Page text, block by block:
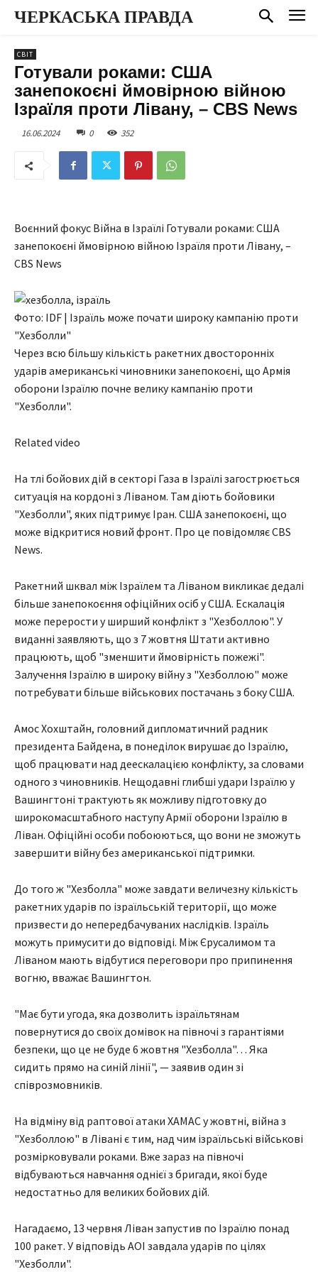
ЧЕРКАСЬКА ПРАВДА
СВІТ
Готували роками: США
занепокоєні ймовірною війною
Ізраїля проти Лівану, – CBS News
16.06.2024 0 352
Воєнний фокус Війна в Ізраїлі Готували роками: США
занепокоєні ймовірною війною Ізраїля проти Лівану, –
CBS News
Фото: IDF | Ізраїль може почати широку кампанію проти
"Хезболли"
Через всю більшу кількість ракетних двосторонніх
ударів американські чиновники занепокоєні, що Армія
оборони Ізраїлю почне велику кампанію проти
"Хезболли".
Related video
На тлі бойових дій в секторі Газа в Ізраїлі загострюється
ситуація на кордоні з Ліваном. Там діють бойовики
"Хезболли", яких підтримує Іран. США занепокоєні, що
може відкритися новий фронт. Про це повідомляє CBS
News.
Ракетний шквал між Ізраїлем та Ліваном викликає дедалі
більше занепокоєння офіційних осіб у США. Ескалація
може перерости у ширший конфлікт з "Хезболлою". У
виданні заявляють, що з 7 жовтня Штати активно
працюють, щоб "зменшити ймовірність пожежі".
Залучення Ізраїлю в широку війну з "Хезболлою" може
потребувати більше військових постачань з боку США.
Амос Хохштайн, головний дипломатичний радник
президента Байдена, в понеділок вирушає до Ізраїлю,
щоб працювати над деескалацією конфлікту, за словами
одного з чиновників. Нещодавні глибші удари Ізраїлю у
Вашингтоні трактують як можливу підготовку до
широкомасштабного наступу Армії оборони Ізраїлю в
Ліван. Офіційні особи побоюються, що вони не зможуть
завершити війну без американської підтримки.
До того ж "Хезболла" може завдати величезну кількість
ракетних ударів по ізраїльській території, що може
призвести до непередбачуваних наслідків. Ізраїль
можуть примусити до відповіді. Між Єрусалимом та
Ліваном мають відбутися переговори про припинення
вогню, вважає Вашингтон.
"Має бути угода, яка дозволить ізраїльтянам
повернутися до своїх домівок на півночі з гарантіями
безпеки, що це не буде 6 жовтня "Хезболла"… Яка
сидить прямо на синій лінії", — заявив один зі
співрозмовників.
На відміну від раптової атаки ХАМАС у жовтні, війна з
"Хезболлою" в Лівані є тим, над чим ізраїльські військові
розмірковували роками. Вже зараз на півночі
відбуваються навчання однієї з бригади, якої буде
недостатньо для великих бойових дій.
Нагадаємо, 13 червня Ліван запустив по Ізраїлю понад
100 ракет. У відповідь АОІ завдала ударів по цілях
"Хезболли".